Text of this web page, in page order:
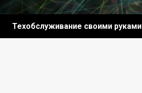
Техобслуживание своими руками